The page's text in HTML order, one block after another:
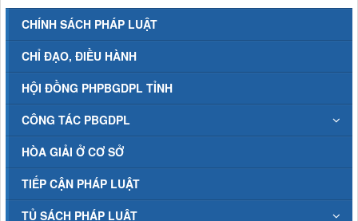
CHÍNH SÁCH PHÁP LUẬT
CHỈ ĐẠO, ĐIỀU HÀNH
HỘI ĐỒNG PHPBGDPL TỈNH
CÔNG TÁC PBGDPL
HÒA GIẢI Ở CƠ SỞ
TIẾP CẬN PHÁP LUẬT
TỦ SÁCH PHÁP LUẬT